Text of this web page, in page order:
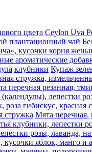
цвета Ceylon Uva
плантационный чай
кусочки корня
ароматические
клубники Купаж
стружка,
перечная резанная,
лепестки
гибискус, красная
стружка Мята перечная.
клубники, лепестки
розы, лаванда,
яблок, манго и